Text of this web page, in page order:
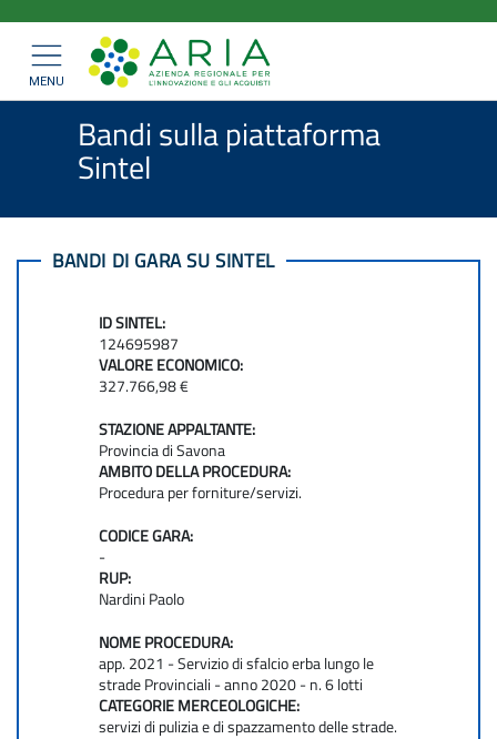
contenuto
principale
ARIA
SpAMostra/nascondi
navigazione
MENU
Home > Bandi e Convenzioni >
Bandi di gara >
Bandi sulla piattaforma Sintel
Bandi sulla piattaforma
Sintel
BANDI DI GARA SU SINTEL
ID SINTEL:
124695987
VALORE ECONOMICO:
327.766,98 €
STAZIONE APPALTANTE:
Provincia di Savona
AMBITO DELLA PROCEDURA:
Procedura per forniture/servizi.
CODICE GARA:
-
RUP:
Nardini Paolo
NOME PROCEDURA:
app. 2021 - Servizio di sfalcio erba lungo le
strade Provinciali - anno 2020 - n. 6 lotti
CATEGORIE MERCEOLOGICHE:
servizi di pulizia e di spazzamento delle strade.